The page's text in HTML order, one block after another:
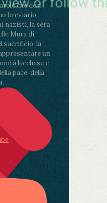
che don
breviario,
nazisti, la sera
Mura di
sacrificio, la
un
lucchese e
pace, della